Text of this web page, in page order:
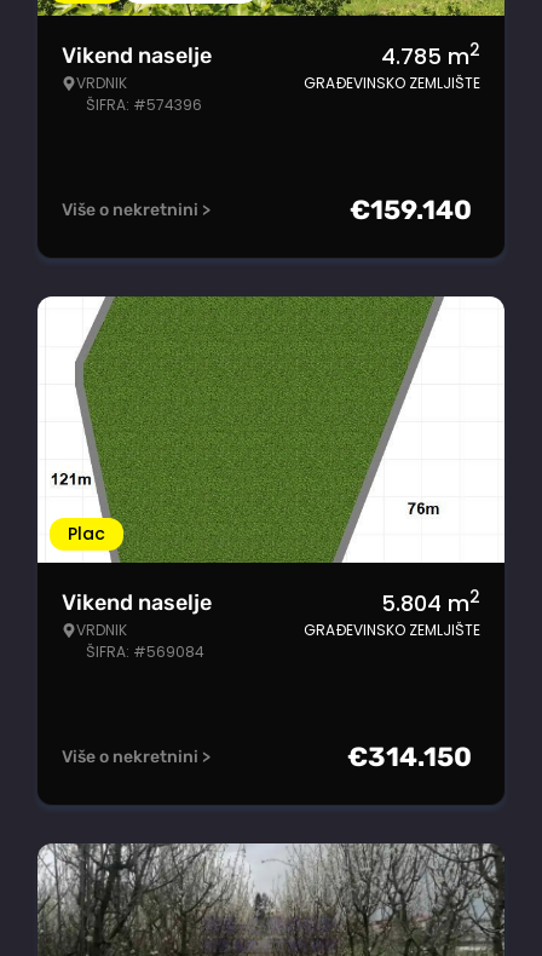
Vikend naselje
VRDNIK
ŠIFRA: #574396
4.785 m2
GRAĐEVINSKO ZEMLJIŠTE
Više o nekretnini > €159.140
Plac
Vikend naselje
VRDNIK
ŠIFRA: #569084
5.804 m2
GRAĐEVINSKO ZEMLJIŠTE
Više o nekretnini > €314.150